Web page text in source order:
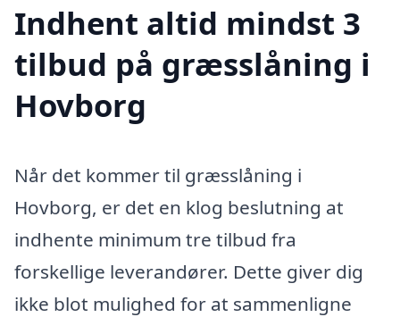
Indhent altid mindst 3
tilbud på græsslåning i
Hovborg
Når det kommer til græsslåning i
Hovborg, er det en klog beslutning at
indhente minimum tre tilbud fra
forskellige leverandører. Dette giver dig
ikke blot mulighed for at sammenligne